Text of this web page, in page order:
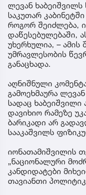
ლევან
საკუთარ
როგორ შეიძლება,
დაწესებულებაში,
უხერხულია, – ამის
უმრავლესობის
განაცხადა.
აღნიშნული
გამოეხმაურა
სადაც ხაბეიშვილი
დავიხიო რამეზე
ბარიკადი არ
სააკაშვილს
იონათამიშვილის
„ნაციონალური
კანდიდატები
თავიანთი